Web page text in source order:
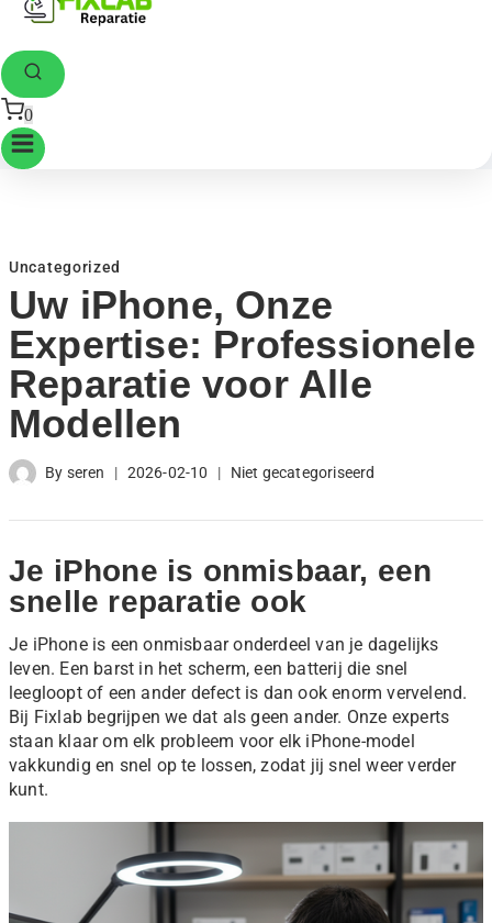
0
Uncategorized
Uw iPhone, Onze
Expertise: Professionele
Reparatie voor Alle
Modellen
By seren 2026-02-10 Niet gecategoriseerd
Je iPhone is onmisbaar, een
snelle reparatie ook
Je iPhone is een onmisbaar onderdeel van je dagelijks
leven. Een barst in het scherm, een batterij die snel
leegloopt of een ander defect is dan ook enorm vervelend.
Bij Fixlab begrijpen we dat als geen ander. Onze experts
staan klaar om elk probleem voor elk iPhone-model
vakkundig en snel op te lossen, zodat jij snel weer verder
kunt.